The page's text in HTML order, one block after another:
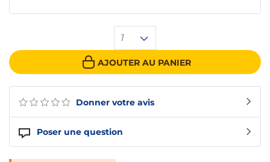
Donner votre avis
Poser une question
1
AJOUTER AU PANIER